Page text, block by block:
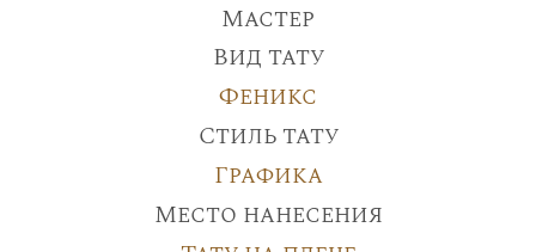
Мастер
Вид тату
Феникс
Стиль тату
Графика
Место нанесения